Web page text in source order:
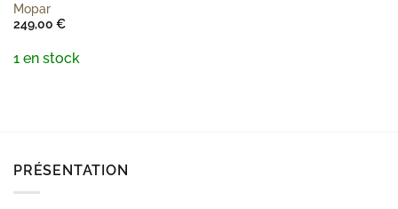
Mopar
249,00 €
1 en stock
PRÉSENTATION